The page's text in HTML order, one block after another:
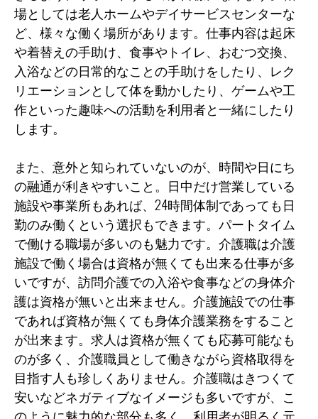
場としては老人ホームやデイサービスセンターな
ど、様々な働く場所があります。仕事内容は起床
や着替えの手助け、食事やトイレ、おむつ交換、
入浴などの日常的なことの手助けをしたり、レク
リエーションとして体を動かしたり、ゲームや工
作といった趣味への活動を利用者と一緒にしたり
します。
また、意外と知られていないのが、時間や日にち
の融通が利きやすいこと。日中だけ営業している
施設や事業所もあれば、24時間体制であっても日
勤のみ働くという選択もできます。パートタイム
で働ける職場が多いのも魅力です。介護職は介護
施設で働く場合は資格が無くても出来る仕事が多
いですが、訪問介護での入浴や食事などの身体介
護は資格が無いと出来ません。介護施設での仕事
であれば資格が無くても身体介護業務をすること
が出来ます。求人は資格が無くても応募可能なも
のが多く、介護職員として働きながら資格取得を
目指す人も珍しくありません。介護職はきつくて
安いなどネガティブなイメージも多いですが、こ